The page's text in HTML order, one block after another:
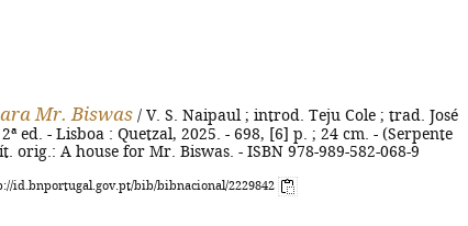
Mr. Biswas / V. S. Naipaul ; introd. Teju Cole ; trad. José
ed. - Lisboa : Quetzal, 2025. - 698, [6] p. ; 24 cm. - (Serpente
orig.: A house for Mr. Biswas. - ISBN 978-989-582-068-9
id.bnportugal.gov.pt/bib/bibnacional/2229842